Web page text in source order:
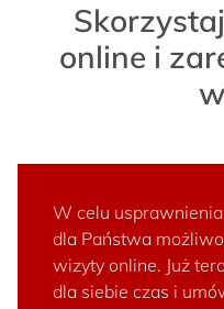
online i
W celu
dla Państwa
wizyty online. Już
dla siebie czas i